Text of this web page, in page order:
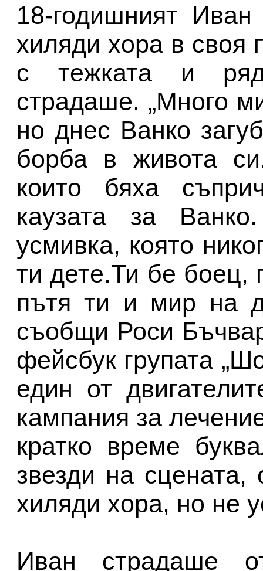
18-годишният
хиляди хора в своя
с тежката и
страдаше. „Много
но днес Ванко
борба в живота
които бяха
каузата за
усмивка, която
ти дете.Ти бе боец,
пътя ти и мир на
съобщи Роси
фейсбук групата
един от
кампания за
кратко време
звезди на
хиляди хора, но не
Иван страдаше